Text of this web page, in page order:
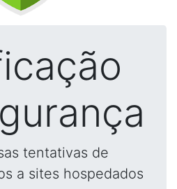
tentativas de
a sites hospedados